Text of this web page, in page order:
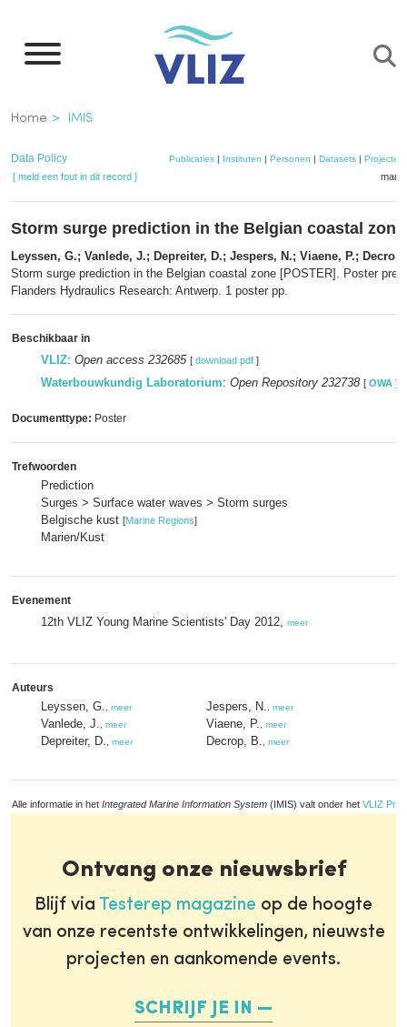
naar
inhoud
gaan
Kruimelpad
Home IMIS
Data Policy Publicaties| Instituten | Personen | Datasets| Projecten
[ meld een fout in dit record ]
Storm surge prediction in the Belgian coastal zone
Leyssen, G.; Vanlede, J.; Depreiter, D.; Jespers, N.; Viaene, P.;
Storm surge prediction in the Belgian coastal zone [POSTER]. Poster
Flanders Hydraulics Research: Antwerp. 1 poster pp.
Beschikbaar in
VLIZ: Open access 232685 [ download pdf ]
Waterbouwkundig Laboratorium: Open Repository 232738 [ OWA ]
Documenttype: Poster
Trefwoorden
Prediction
Surges > Surface water waves > Storm surges
Belgische kust [Marine Regions]
Marien/Kust
Evenement
12th VLIZ Young Marine Scientists' Day 2012, meer
Auteurs
Leyssen, G. meer
Vanlede, J. meer
Depreiter, D. meer
Jespers, N. meer
Viaene, P. meer
Decrop, B. meer
Alle informatie in het Integrated Marine Information System (IMIS) valt onder het VLIZ
Ontvang onze nieuwsbrief
Blijf via Testerep magazine op de hoogte
van onze recentste ontwikkelingen, nieuwste
projecten en aankomende events.
SCHRIJF JE IN